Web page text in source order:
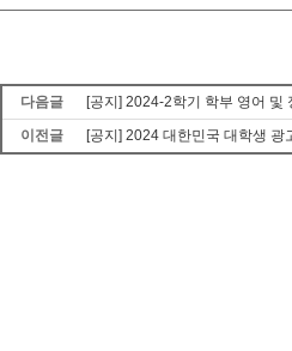
다음글
[공지] 2024-2학기 학부 영어
이전글
[공지] 2024 대한민국 대학생 광